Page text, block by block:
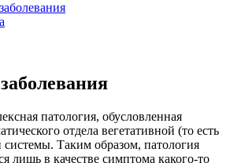
патология, обусловленная
отдела вегетативной (то есть
Таким образом, патология
лишь в качестве симптома какого-то